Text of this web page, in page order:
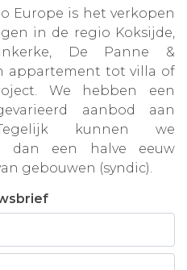
Europe is het verkopen
in de regio Koksijde,
De Panne &
appartement tot villa of
We hebben een
aanbod aan
kunnen we
dan een halve eeuw
gebouwen (syndic).